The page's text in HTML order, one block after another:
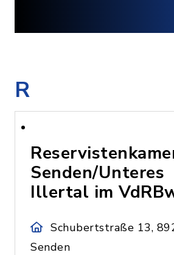
R
Senden/Unteres
Illertal im
Schubertstraße 13,
Senden